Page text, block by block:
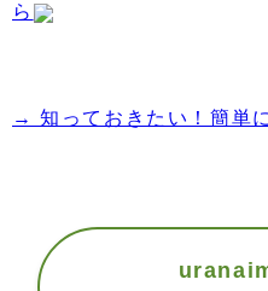
ら
→ 知っておきたい！簡単